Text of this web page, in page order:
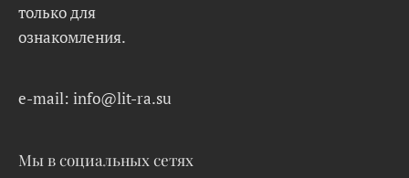
только для
ознакомления.
e-mail: info@lit-ra.su
Мы в социальных сетях